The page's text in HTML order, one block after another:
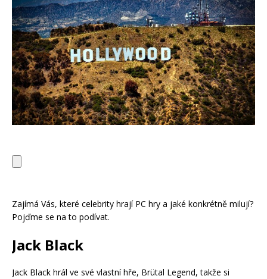
Zajímá Vás, které celebrity hrají PC hry a jaké konkrétně milují?
Pojďme se na to podívat.
Jack Black
Jack Black hrál ve své vlastní hře, Brütal Legend, takže si